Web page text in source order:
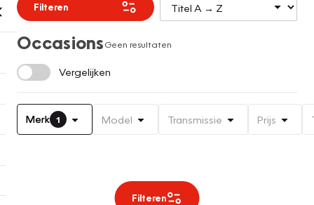
Filteren
OccasionsGeen resultaten
Vergelijken
Merk 1 Model Transmissie Prijs
Filteren